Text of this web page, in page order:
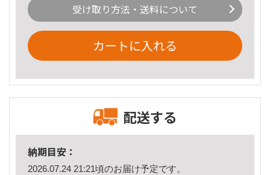
受け取り方法・送料について
カートに入れる
配送する
納期目安：
2026.07.24 21:21頃のお届け予定です。